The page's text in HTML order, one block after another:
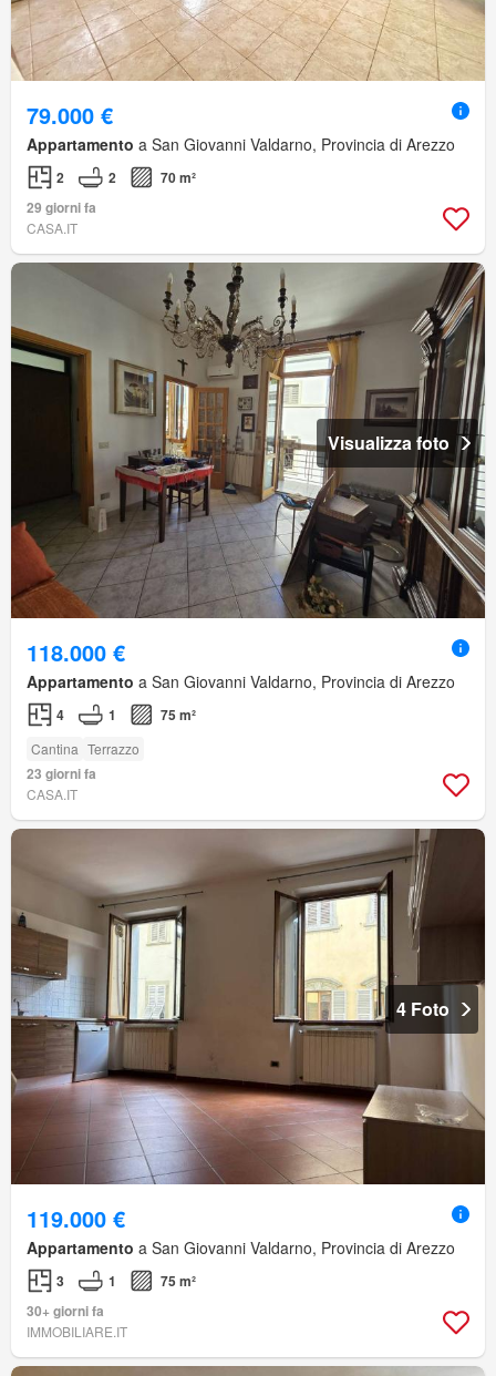
79.000 €
Appartamento a San Giovanni Valdarno, Provincia di Arezzo
2 2
70 m²
29 giorni fa
CASA.IT
Visualizza foto
118.000 €
Appartamento a San Giovanni Valdarno, Provincia di Arezzo
4 1 75 m²
Cantina Terrazzo
23 giorni fa
CASA.IT
4 Foto
119.000 €
Appartamento a San Giovanni Valdarno, Provincia di Arezzo
3 1
75 m²
30+ giorni fa
IMMOBILIARE.IT